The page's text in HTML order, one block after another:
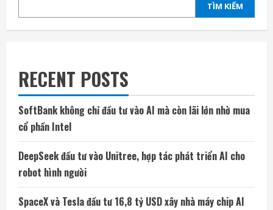
TÌM KIẾM
RECENT POSTS
SoftBank không chỉ đầu tư vào AI mà còn lãi lớn nhờ mua
cổ phần Intel
DeepSeek đầu tư vào Unitree, hợp tác phát triển AI cho
robot hình người
SpaceX và Tesla đầu tư 16,8 tỷ USD xây nhà máy chip AI